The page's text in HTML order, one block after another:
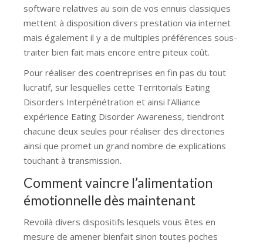
software relatives au soin de vos ennuis classiques
mettent à disposition divers prestation via internet
mais également il y a de multiples préférences sous-
traiter bien fait mais encore entre piteux coût.
Pour réaliser des coentreprises en fin pas du tout
lucratif, sur lesquelles cette Territorials Eating
Disorders Interpénétration et ainsi l’Alliance
expérience Eating Disorder Awareness, tiendront
chacune deux seules pour réaliser des directories
ainsi que promet un grand nombre de explications
touchant à transmission.
Comment vaincre l’alimentation
émotionnelle dès maintenant
Revoilà divers dispositifs lesquels vous êtes en
mesure de amener bienfait sinon toutes poches